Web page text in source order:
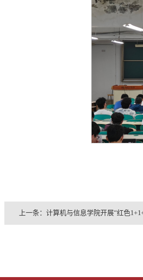
上一条： 计算机与信息学院开展“红色